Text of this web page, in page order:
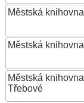
Městská
Městská
Městská
Třebové